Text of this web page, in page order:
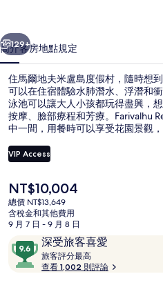
度
假
村
的
相
片
個 下一個
129+
簡介客房地點規定
住馬爾地夫米盧島度假村，隨時想
可以在住宿體驗水肺潛水、浮潛和
泳池可以讓大人小孩都玩得盡興，
按摩、臉部療程和芳療。Farivalhu
中一間，用餐時可以享受花園景觀
旅客都對住宿的友善員工讚不絕口。
VIP Access
目
前
的
價
是
NT$10,004
NT$10,004
總價 NT$13,649
含稅金和其他費用
9 月 7 日 - 9 月 8 日
評
論
深受旅客喜愛
9.6
分，
滿
旅客評分最高
客
查看 1,002 則評論